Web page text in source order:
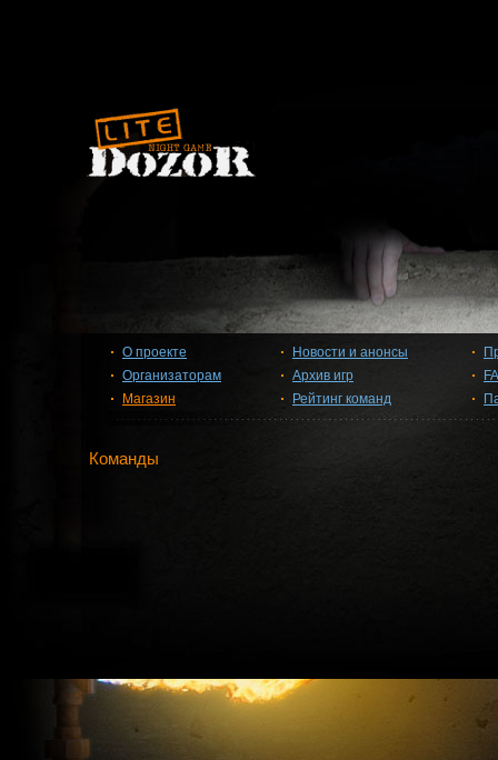
О проекте
Организаторам
Магазин
Новости и анонсы
Архив игр
Рейтинг команд
Команды